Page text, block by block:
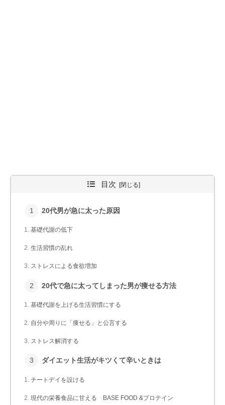
目次
20代男が急に太った原因
基礎代謝の低下
生活習慣の乱れ
ストレスによる食欲増加
20代で急に太ってしまった男が痩せる方法
基礎代謝を上げる生活習慣にする
自分や周りに「痩せる」と公言する
ストレス解消する
ダイエット生活がキツくて辛いときは
チートデイを設ける
現代の栄養食品に甘える BASE FOOD &プロテイン